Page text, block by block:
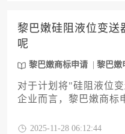
黎巴嫩硅阻液位变送
呢
黎巴嫩商标申请 黎巴嫩
对于计划将"硅阻液位
企业而言，黎巴嫩商标
值、类别选择策略、审
2025-11-28 06:12:44